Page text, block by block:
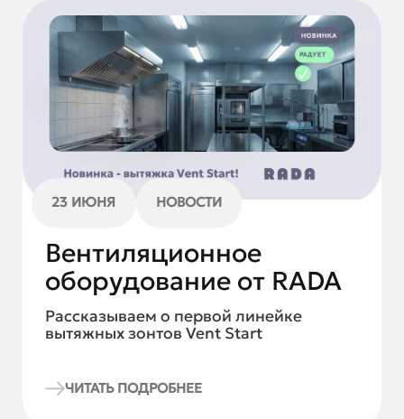
23 ИЮНЯ НОВОСТИ
Вентиляционное
оборудование от RADA
Рассказываем о первой линейке
вытяжных зонтов Vent Start
ЧИТАТЬ ПОДРОБНЕЕ